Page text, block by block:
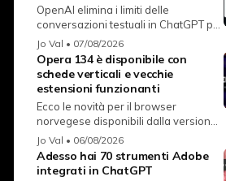
OpenAI elimina i limiti delle
conversazioni testuali in ChatGPT per
i...Jo Val • 07/08/2026
Opera 134 è disponibile con
schede verticali e vecchie
estensioni funzionanti
Ecco le novità per il browser
norvegese disponibili dalla versione
134...
Jo Val • 06/08/2026
Adesso hai 70 strumenti Adobe
integrati in ChatGPT